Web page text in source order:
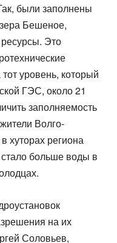
были заполнены
Бешеное,
Это
уровень, который
ГЭС, около 21
заполняемость
Волго-
хуторах региона
стало больше воды в
на их
Соловьев,